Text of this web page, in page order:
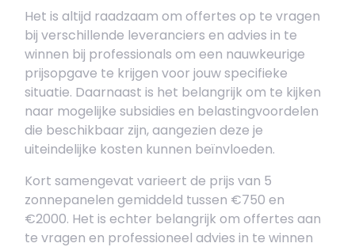
Het is altijd raadzaam om offertes op te vragen
bij verschillende leveranciers en advies in te
winnen bij professionals om een nauwkeurige
prijsopgave te krijgen voor jouw specifieke
situatie. Daarnaast is het belangrijk om te kijken
naar mogelijke subsidies en belastingvoordelen
die beschikbaar zijn, aangezien deze je
uiteindelijke kosten kunnen beïnvloeden.
Kort samengevat varieert de prijs van 5
zonnepanelen gemiddeld tussen €750 en
€2000. Het is echter belangrijk om offertes aan
te vragen en professioneel advies in te winnen